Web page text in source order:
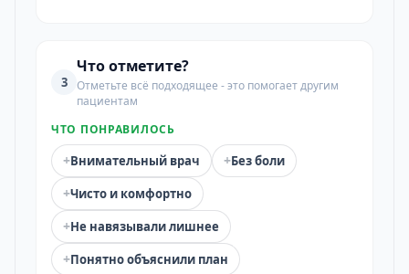
3
Что отметите?
Отметьте всё подходящее - это помогает другим
пациентам
ЧТО ПОНРАВИЛОСЬ
+Внимательный врач +Без боли
+Чисто и комфортно
+Не навязывали лишнее
+Понятно объяснили план